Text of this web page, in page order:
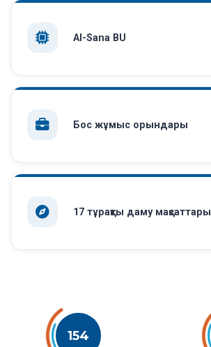
AI-Sana BU
Бос жұмыс орындары
17 тұрақты даму мақсаттары
154